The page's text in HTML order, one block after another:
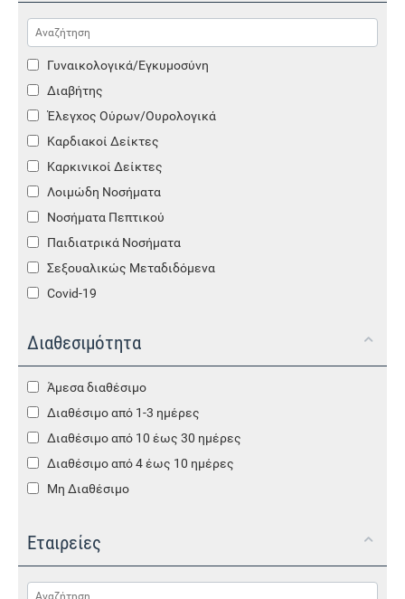
Γυναικολογικά/Εγκυμοσύνη
Διαβήτης
Έλεγχος Ούρων/Ουρολογικά
Καρδιακοί Δείκτες
Καρκινικοί Δείκτες
Λοιμώδη Νοσήματα
Νοσήματα Πεπτικού
Παιδιατρικά Νοσήματα
Σεξουαλικώς Μεταδιδόμενα
Covid-19
Διαθεσιμότητα
Άμεσα διαθέσιμο
Διαθέσιμο από 1-3 ημέρες
Διαθέσιμο από 10 έως 30 ημέρες
Διαθέσιμο από 4 έως 10 ημέρες
Μη Διαθέσιμο
Εταιρείες